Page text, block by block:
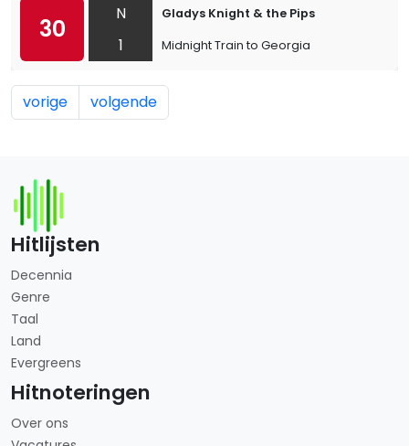
30
N
1
Gladys Knight & the Pips
Midnight Train to Georgia
vorige volgende
Hitlijsten
Decennia
Genre
Taal
Land
Evergreens
Hitnoteringen
Over ons